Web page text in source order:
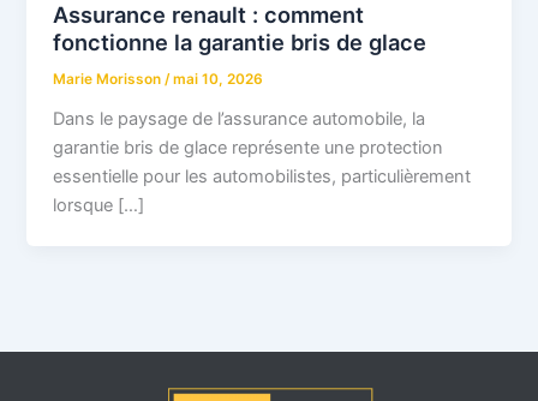
Assurance renault : comment
fonctionne la garantie bris de glace
Marie Morisson/mai 10, 2026
Dans le paysage de l’assurance automobile, la
garantie bris de glace représente une protection
essentielle pour les automobilistes, particulièrement
lorsque […]